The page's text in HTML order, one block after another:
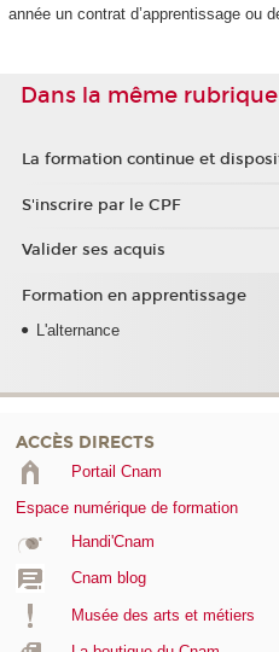
année un contrat d’apprentissage ou
Dans la même rubrique
La formation continue et
S'inscrire par le CPF
Valider ses acquis
Formation en apprentissage
L'alternance
ACCÈS DIRECTS
Portail Cnam
Espace numérique de formation
Handi'Cnam
Cnam blog
Musée des arts et métiers